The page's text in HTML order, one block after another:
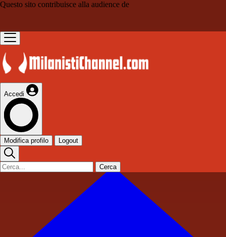
Questo sito contribuisce alla audience de
Accedi
Modifica profilo Logout
Cerca